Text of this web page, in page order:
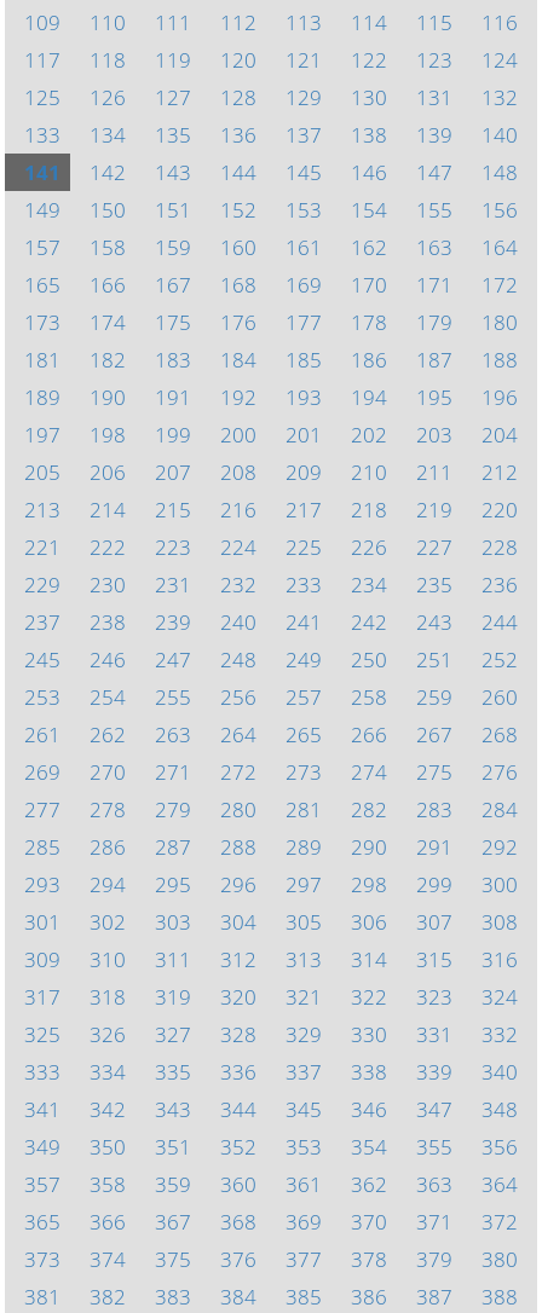
109
110 111 112 113 114 115
116
117
118 119 120 121 122 123
124
125
126 127 128 129 130 131
132
133
134 135 136 137 138 139
140
141
142 143 144 145 146 147
148
149
150 151 152 153 154 155
156
157
158 159 160 161 162 163
164
165
166 167 168 169 170 171
172
173
174 175 176 177 178 179
180
181
182 183 184 185 186 187
188
189
190 191 192 193 194 195
196
197
198 199 200 201 202 203
204
205
206 207 208 209 210 211
212
213
214 215 216 217 218 219
220
221
222 223 224 225 226 227
228
229
230 231 232 233 234 235
236
237
238 239 240 241 242 243
244
245
246 247 248 249 250 251
252
253
254 255 256 257 258 259
260
261
262 263 264 265 266 267
268
269
270 271 272 273 274 275
276
277
278 279 280 281 282 283
284
285
286 287 288 289 290 291
292
293
294 295 296 297 298 299
300
301
302 303 304 305 306 307
308
309
310 311 312 313 314 315
316
317
318 319 320 321 322 323
324
325
326 327 328 329 330 331
332
333
334 335 336 337 338 339
340
341
342 343 344 345 346 347
348
349
350 351 352 353 354 355
356
357
358 359 360 361 362 363
364
365
366 367 368 369 370 371
372
373
374 375 376 377 378 379
380
381
382 383 384 385 386 387 388